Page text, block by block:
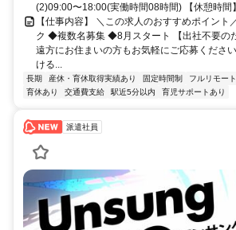
(2)09:00〜18:00(実働時間08時間) 【休憩時間
【仕事内容】 ＼この求人のおすすめポイン
ク ◆複数名募集 ◆8月スタート 【出社不要の
遠方にお住まいの方もお気軽にご応募くださ
ける...
長期 産休・育休取得実績あり 固定時間制 フルリモート
育休あり
交通費支給 駅近5分以内 育児サポートあり
派遣社員